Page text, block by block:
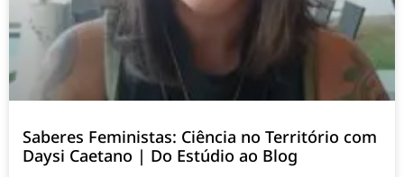
Saberes Feministas: Ciência no Território com
Daysi Caetano | Do Estúdio ao Blog